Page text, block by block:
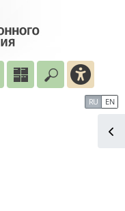
Введите
RU EN